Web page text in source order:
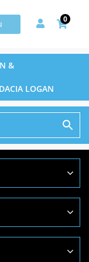
0
&
LOGAN